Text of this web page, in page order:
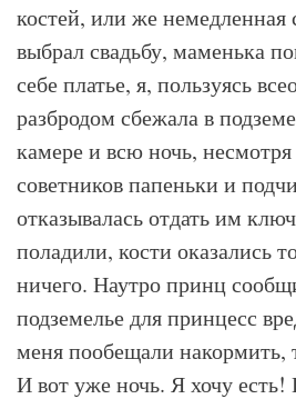
костей, или же немедленная
выбрал свадьбу, маменька
себе платье, я, пользуясь
разбродом сбежала в
камере и всю ночь,
советников папеньки и
отказывалась отдать им
поладили, кости оказались
ничего. Наутро принц
подземелье для принцесс
меня пообещали накормить,
И вот уже ночь. Я хочу есть!